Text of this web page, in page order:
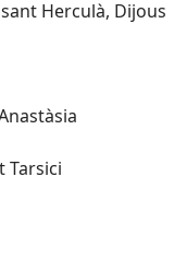
Herculà, Dijous
Tarsici